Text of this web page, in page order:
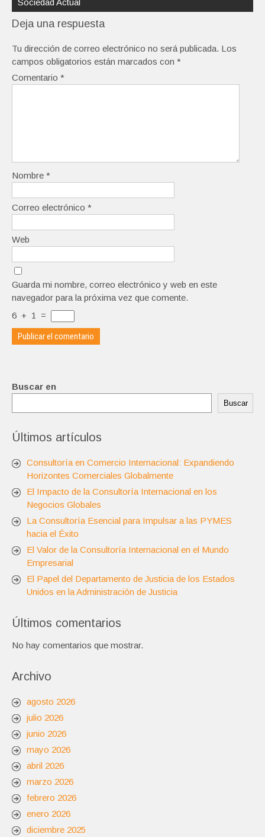
Sociedad Actual
Deja una respuesta
Tu dirección de correo electrónico no será publicada. Los
campos obligatorios están marcados con *
Comentario *
Nombre *
Correo electrónico *
Web
Guarda mi nombre, correo electrónico y web en este
navegador para la próxima vez que comente.
6 + 1 =
Buscar en
Buscar
Últimos artículos
Consultoría en Comercio Internacional: Expandiendo
Horizontes Comerciales Globalmente
El Impacto de la Consultoría Internacional en los
Negocios Globales
La Consultoría Esencial para Impulsar a las PYMES
hacia el Éxito
El Valor de la Consultoría Internacional en el Mundo
Empresarial
El Papel del Departamento de Justicia de los Estados
Unidos en la Administración de Justicia
Últimos comentarios
No hay comentarios que mostrar.
Archivo
agosto 2026
julio 2026
junio 2026
mayo 2026
abril 2026
marzo 2026
febrero 2026
enero 2026
diciembre 2025